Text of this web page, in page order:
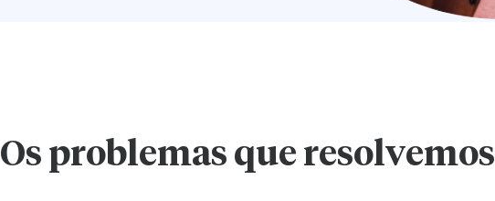
Os problemas que resolvemos